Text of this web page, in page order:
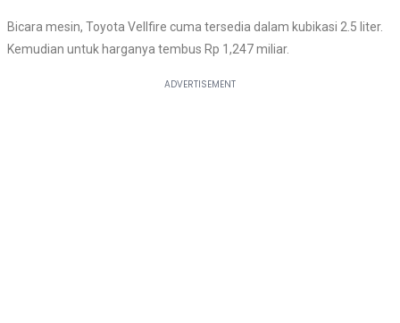
Bicara mesin, Toyota Vellfire cuma tersedia dalam kubikasi 2.5 liter.
Kemudian untuk harganya tembus Rp 1,247 miliar.